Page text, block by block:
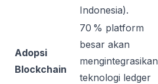
Indonesia).
Adopsi
Blockchain
70 % platform
besar akan
mengintegrasikan
teknologi ledger